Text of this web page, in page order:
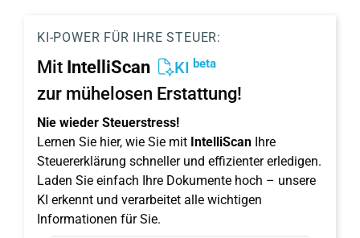
KI-POWER FÜR IHRE STEUER:
Mit IntelliScan KI beta
zur mühelosen Erstattung!
Nie wieder Steuerstress!
Lernen Sie hier, wie Sie mit IntelliScan Ihre
Steuererklärung schneller und effizienter erledigen.
Laden Sie einfach Ihre Dokumente hoch – unsere
KI erkennt und verarbeitet alle wichtigen
Informationen für Sie.